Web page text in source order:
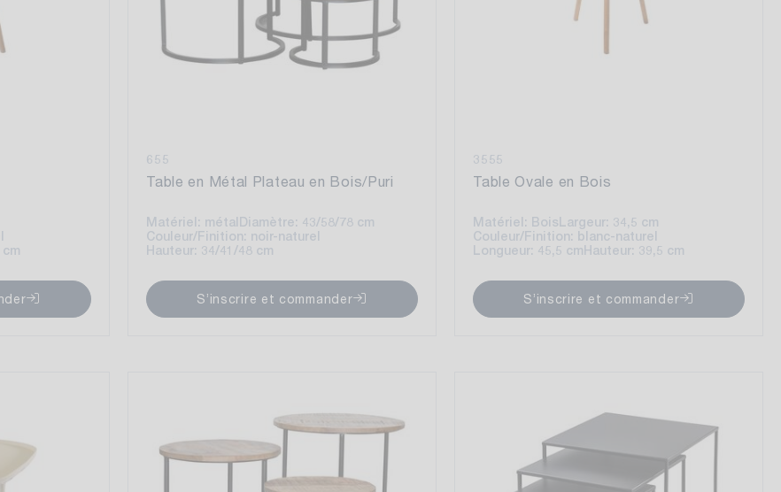
cm
655
Table en Métal Plateau en Bois/Puri
Matériel: métal Diamètre: 43/58/78 cm
Couleur/Finition: noir-naturel
Hauteur: 34/41/48 cm
S’inscrire et commander
3555
Table Ovale en Bois
Matériel: Bois Largeur: 34,5 cm
Couleur/Finition: blanc-naturel
Longueur: 45,5 cm Hauteur: 39,5 cm
S’inscrire et commander